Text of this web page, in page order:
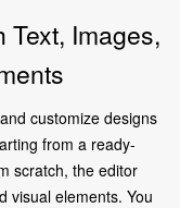
Text, Images,
customize designs
from a ready-
scratch, the editor
visual elements. You